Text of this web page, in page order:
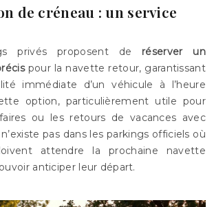
de créneau : un service
privés proposent de réserver un
pour la navette retour, garantissant
immédiate d’un véhicule à l’heure
option, particulièrement utile pour
ou les retours de vacances avec
pas dans les parkings officiels où
attendre la prochaine navette
anticiper leur départ.